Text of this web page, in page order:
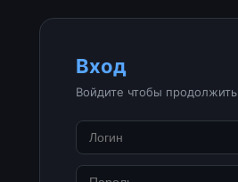
Вход
Войдите чтобы продолжить